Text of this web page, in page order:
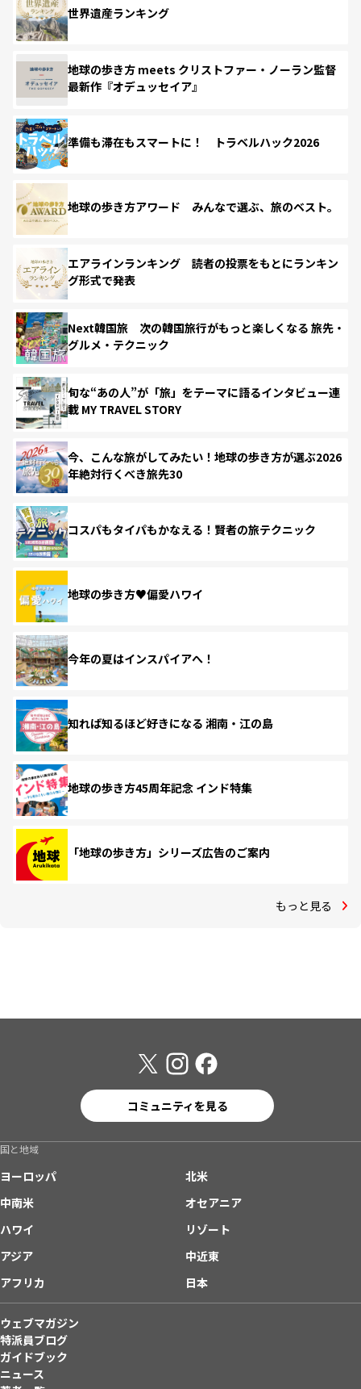
世界遺産ランキング
地球の歩き方 meets クリストファー・ノーラン監督
最新作『オデュッセイア』
準備も滞在もスマートに！ トラベルハック2026
地球の歩き方アワード みんなで選ぶ、旅のベスト。
エアラインランキング 読者の投票をもとにランキン
グ形式で発表
Next韓国旅 次の韓国旅行がもっと楽しくなる 旅先・
グルメ・テクニック
旬な“あの人”が「旅」をテーマに語るインタビュー連
載 MY TRAVEL STORY
今、こんな旅がしてみたい！地球の歩き方が選ぶ2026
年絶対行くべき旅先30
コスパもタイパもかなえる！賢者の旅テクニック
地球の歩き方♥偏愛ハワイ
今年の夏はインスパイアへ！
知れば知るほど好きになる 湘南・江の島
地球の歩き方45周年記念 インド特集
「地球の歩き方」シリーズ広告のご案内
もっと見る
コミュニティを見る
国と地域
ヨーロッパ
北米
中南米
オセアニア
ハワイ
リゾート
アジア
中近東
アフリカ
日本
ウェブマガジン
特派員ブログ
ガイドブック
ニュース